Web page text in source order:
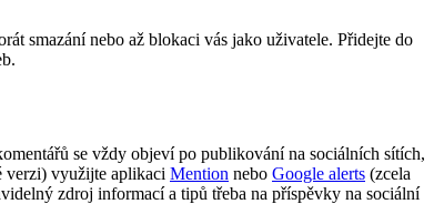
smazání nebo až blokaci vás jako uživatele. Přidejte do
se vždy objeví po publikování na sociálních sítích,
verzi) využijte aplikaci Mention nebo Google alerts (zcela
zdroj informací a tipů třeba na příspěvky na sociální